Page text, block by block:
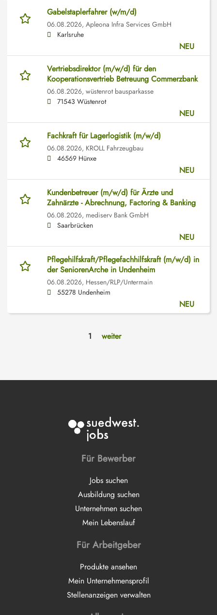
Gabelstaplerfahrer (w/m/d)
06.08.2026, Apleona Infra Services GmbH
Karlsruhe
NEU
Vertriebsdirektor (m/w/d) für den
Kooperationsvertrieb Betreuung Commerzbank
06.08.2026, wüstenrot bausparkasse
71543 Wüstenrot
NEU
Fachkraft für Lagerlogistik (m/w/d)
06.08.2026, KROLL Fahrzeugbau
46569 Hünxe
NEU
Kundenbetreuer (m/w/d) für Ärzte und
Zahnärzte - Abrechnung, Factoring & Banking
06.08.2026, mediserv Bank GmbH
Saarbrücken
NEU
Pflegehilfskraft/Pflegefachhilfskraft (m/w/d) in
der SeniorenArche in Undenheim
06.08.2026, Hessen/RLP/Untermain
55278 Undenheim
NEU
1 weiter
Für Bewerber
Jobs suchen
Ausbildung suchen
Unternehmen suchen
Mein Lebenslauf
Für Arbeitgeber
Produkte ansehen
Mein Unternehmensprofil
Stellenanzeigen verwalten